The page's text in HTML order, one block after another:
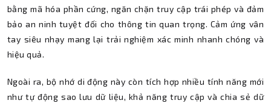
bằng mã hóa phần cứng, ngăn chặn truy cập trái phép và đảm
bảo an ninh tuyệt đối cho thông tin quan trọng. Cảm ứng vân
tay siêu nhạy mang lại trải nghiệm xác minh nhanh chóng và
hiệu quả.
Ngoài ra, bộ nhớ di động này còn tích hợp nhiều tính năng mới
như tự động sao lưu dữ liệu, khả năng truy cập và chia sẻ dữ